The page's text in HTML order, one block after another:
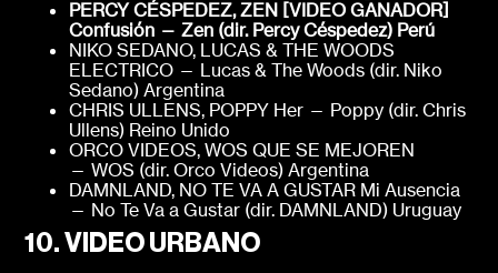
PERCY CÉSPEDEZ, ZEN [VIDEO GANADOR]
Confusión — Zen (dir. Percy Céspedez) Perú
NIKO SEDANO, LUCAS & THE WOODS
ELECTRICO — Lucas & The Woods (dir. Niko
Sedano) Argentina
CHRIS ULLENS, POPPY Her — Poppy (dir. Chris
Ullens) Reino Unido
ORCO VIDEOS, WOS QUE SE MEJOREN
— WOS (dir. Orco Videos) Argentina
DAMNLAND, NO TE VA A GUSTAR Mi Ausencia
— No Te Va a Gustar (dir. DAMNLAND) Uruguay
10. VIDEO URBANO